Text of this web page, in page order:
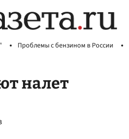
Проблемы с бензином в России
налет